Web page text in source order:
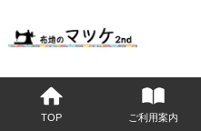
TOP ご利用案内